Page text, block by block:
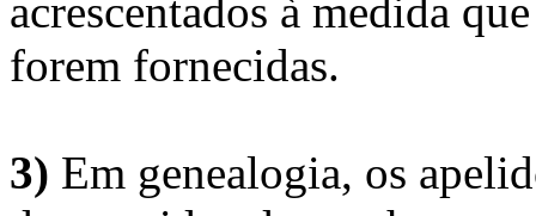
acrescentados à medida
forem fornecidas.
3) Em genealogia, os